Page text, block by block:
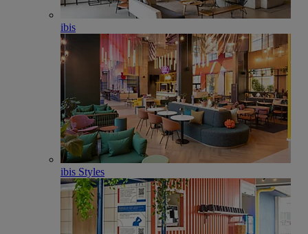
ibis
ibis Styles